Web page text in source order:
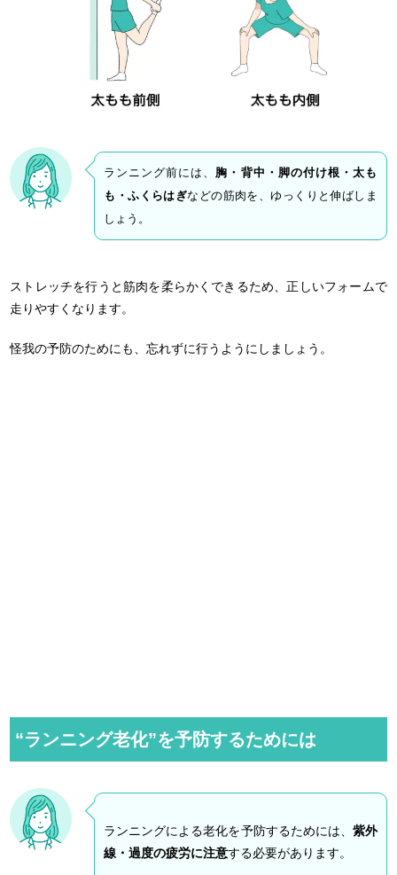
ランニング前には、胸・背中・脚の付け根・太も
も・ふくらはぎなどの筋肉を、ゆっくりと伸ばしま
しょう。
ストレッチを行うと筋肉を柔らかくできるため、正しいフォームで
走りやすくなります。
怪我の予防のためにも、忘れずに行うようにしましょう。
“ランニング老化”を予防するためには
ランニングによる老化を予防するためには、 紫外
線・過度の疲労に注意する必要があります。